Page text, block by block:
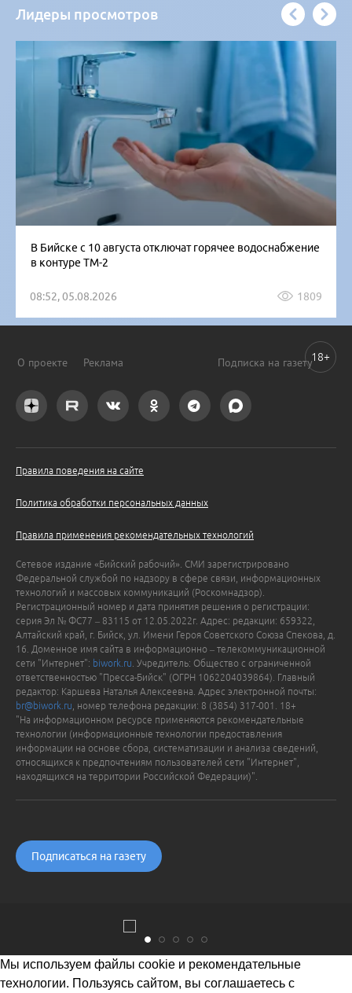
Лидеры просмотров
В Бийске с 10 августа отключат горячее водоснабжение
в контуре ТМ-2
08:52, 05.08.2026 1809
О проекте Реклама Подписка на газету
Правила поведения на сайте
Политика обработки персональных данных
Правила применения рекомендательных технологий
Сетевое издание «Бийский рабочий». СМИ зарегистрировано
Федеральной службой по надзору в сфере связи, информационных
технологий и массовых коммуникаций (Роскомнадзор).
Регистрационный номер и дата принятия решения о регистрации:
серия Эл № ФС77 – 83115 от 12.05.2022г. Адрес: редакции: 659322,
Алтайский край, г. Бийск, ул. Имени Героя Советского Союза Спекова, д.
16. Доменное имя сайта в информационно – телекоммуникационной
сети "Интернет": biwork.ru . Учредитель: Общество с ограниченной
ответственностью "Пресса-Бийск" (ОГРН 1062204039864). Главный
редактор: Каршева Наталья Алексеевна. Адрес электронной почты:
br@biwork.ru , номер телефона редакции: 8 (3854) 317-001. 18+
"На информационном ресурсе применяются рекомендательные
технологии (информационные технологии предоставления
информации на основе сбора, систематизации и анализа сведений,
относящихся к предпочтениям пользователей сети "Интернет",
находящихся на территории Российской Федерации)".
Подписаться на газету
18+
Мы используем файлы cookie и рекомендательные
технологии. Пользуясь сайтом, вы соглашаетесь с